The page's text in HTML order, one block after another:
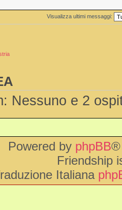
Visualizza ultimi messaggi:
Nessuno e 2
Powered by phpBB®
Friendship
Italiana